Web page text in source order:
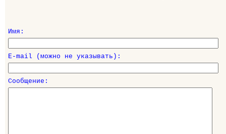
Имя:
E-mail (можно не указывать):
Сообщение: